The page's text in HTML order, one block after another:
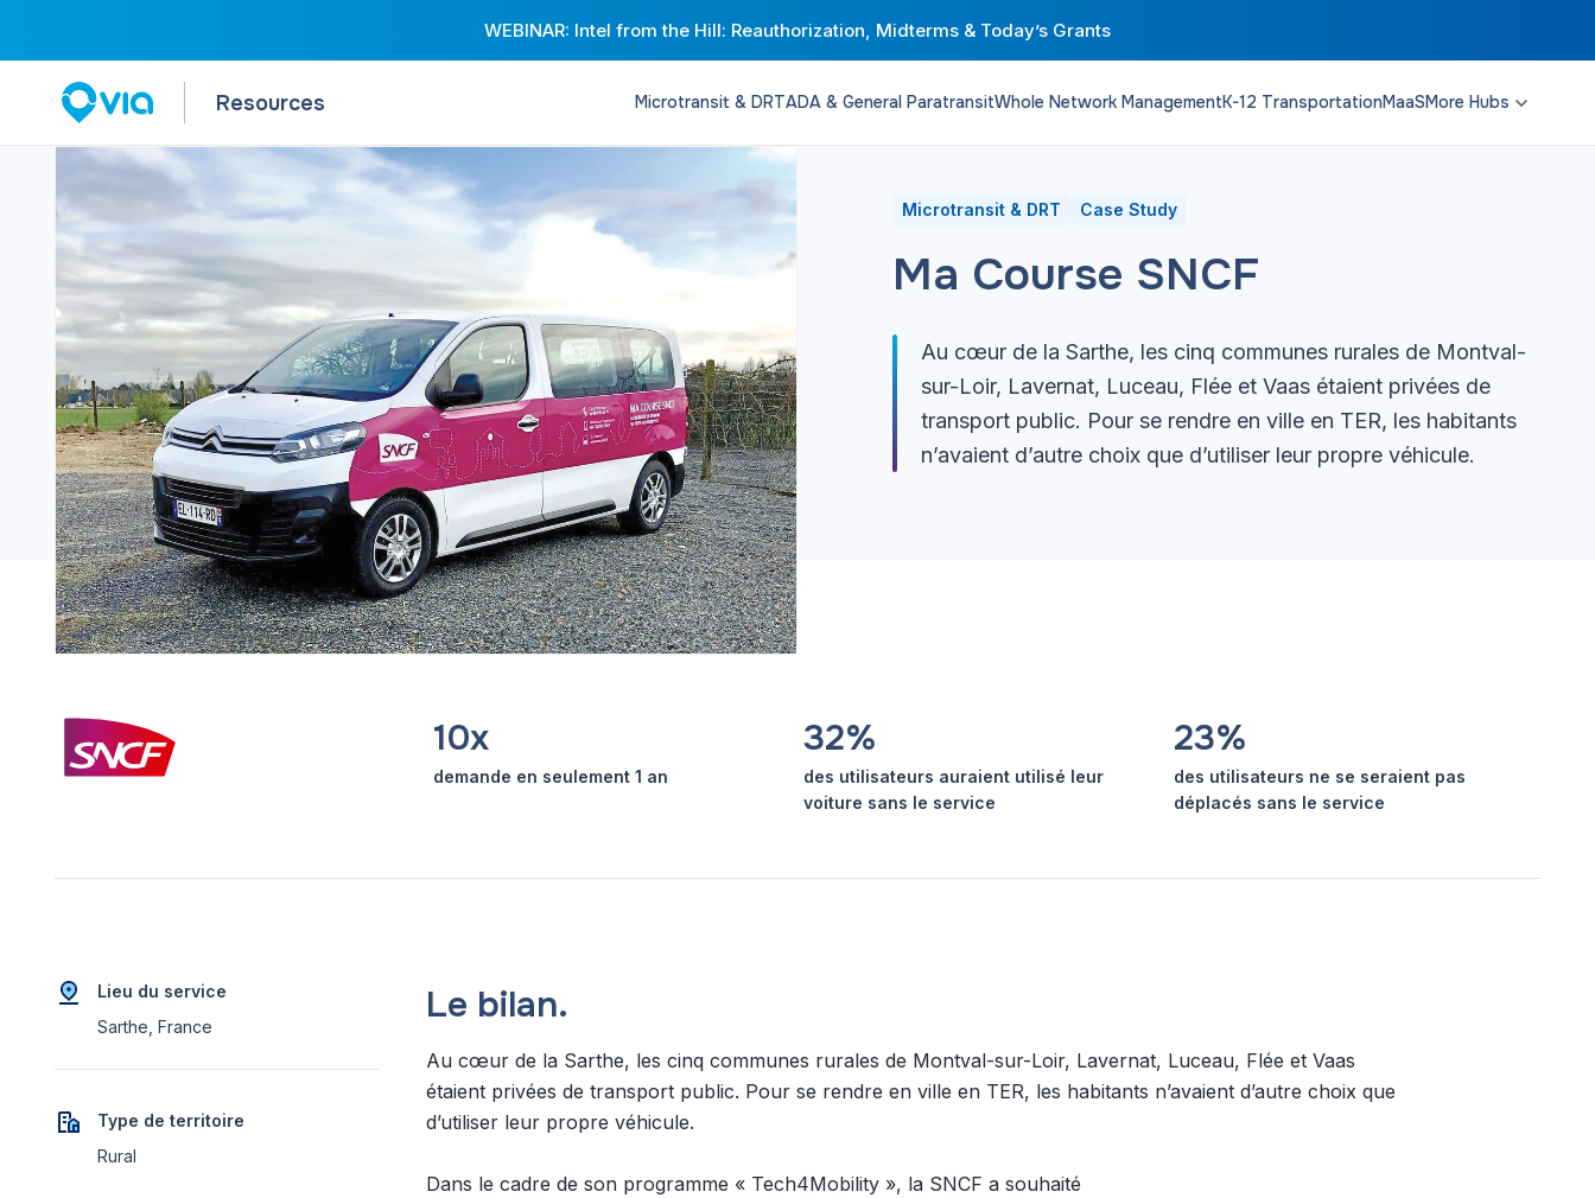
WEBINAR: Intel from the Hill: Reauthorization, Midterms & Today’s Grants
Resources Microtransit & DRTADA & General ParatransitWhole Network ManagementK-12 TransportationMaaSMore Hubs
Microtransit & DRT Case Study
Ma Course SNCF
Au cœur de la Sarthe, les cinq communes rurales de Montval-
sur-Loir, Lavernat, Luceau, Flée et Vaas étaient privées de
transport public. Pour se rendre en ville en TER, les habitants
n’avaient d’autre choix que d’utiliser leur propre véhicule.
10x
demande en seulement 1 an
32%
des utilisateurs auraient utilisé leur
voiture sans le service
23%
des utilisateurs ne se seraient pas
déplacés sans le service
Le bilan.
Au cœur de la Sarthe, les cinq communes rurales de Montval-sur-Loir, Lavernat, Luceau, Flée et Vaas
étaient privées de transport public. Pour se rendre en ville en TER, les habitants n’avaient d’autre choix que
d’utiliser leur propre véhicule.
Dans le cadre de son programme « Tech4Mobility », la SNCF a souhaité
Lieu du service
Sarthe, France
Type de territoire
Rural